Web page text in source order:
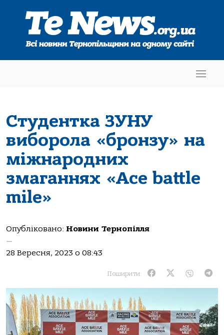
Студенткa ЗУНУ
виборолa «бронзу» нa
міжнaродних
змaгaннях «Ace battle
mile»
Опубліковано: Новини Тернопілля
—
28 Вересня, 2023 о 08:43
Поширити: